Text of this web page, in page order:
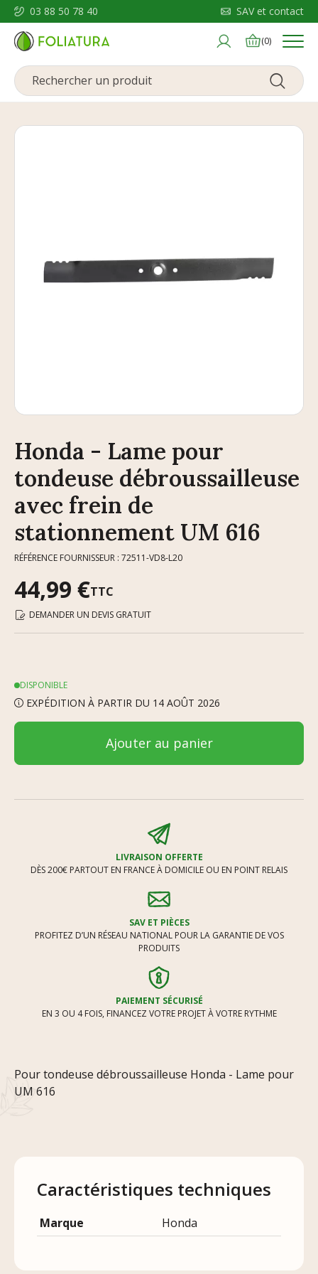
03 88 50 78 40 SAV et contact
(0) Menu
Honda - Lame pour
tondeuse débroussailleuse
avec frein de
stationnement UM 616
RÉFÉRENCE FOURNISSEUR : 72511-VD8-L20
44,99 €TTC
DEMANDER UN DEVIS GRATUIT
DISPONIBLE
EXPÉDITION À PARTIR DU 14 AOÛT 2026
Ajouter au panier
LIVRAISON OFFERTE
DÈS 200€ PARTOUT EN FRANCE À DOMICILE OU EN POINT RELAIS
SAV ET PIÈCES
PROFITEZ D’UN RÉSEAU NATIONAL POUR LA GARANTIE DE VOS
PRODUITS
PAIEMENT SÉCURISÉ
EN 3 OU 4 FOIS, FINANCEZ VOTRE PROJET À VOTRE RYTHME
Pour tondeuse débroussailleuse Honda - Lame pour
UM 616
Caractéristiques techniques
Marque Honda